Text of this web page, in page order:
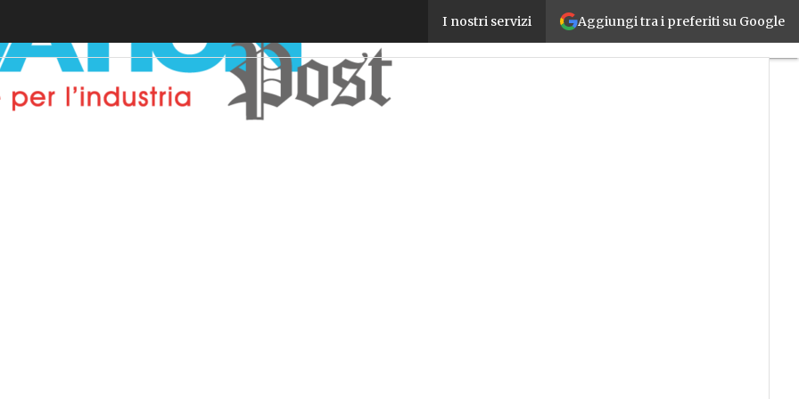
Aggiungi tra i preferiti su Google
I nostri servizi
Siemens: una piattaforma open per l’Edge nel